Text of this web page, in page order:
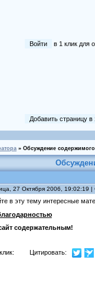
Войти в 1 клик для
Добавить страницу
» Обсуждение содержимого
27 Октября 2006, 19:02:19
в эту тему интересные
содержательным!
Цитировать: